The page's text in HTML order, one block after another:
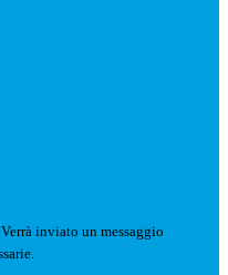
Verrà inviato un messaggio